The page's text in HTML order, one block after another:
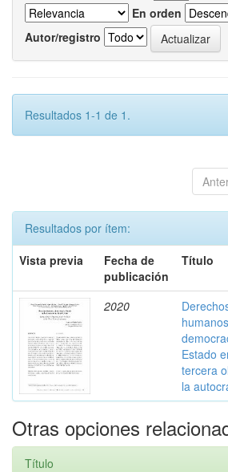
En orden
Autor/registro
Resultados 1-1 de 1.
Resultados por ítem:
Vista previa
Fecha de
publicación
Título
2020
Estado
tercera
la
Otras opciones
Título